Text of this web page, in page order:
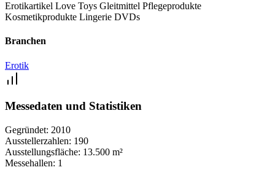
Erotikartikel Love Toys Gleitmittel Pflegeprodukte
Kosmetikprodukte Lingerie DVDs
Branchen
Erotik
Messedaten und Statistiken
Gegründet: 2010
Ausstellerzahlen: 190
Ausstellungsfläche: 13.500 m²
Messehallen: 1